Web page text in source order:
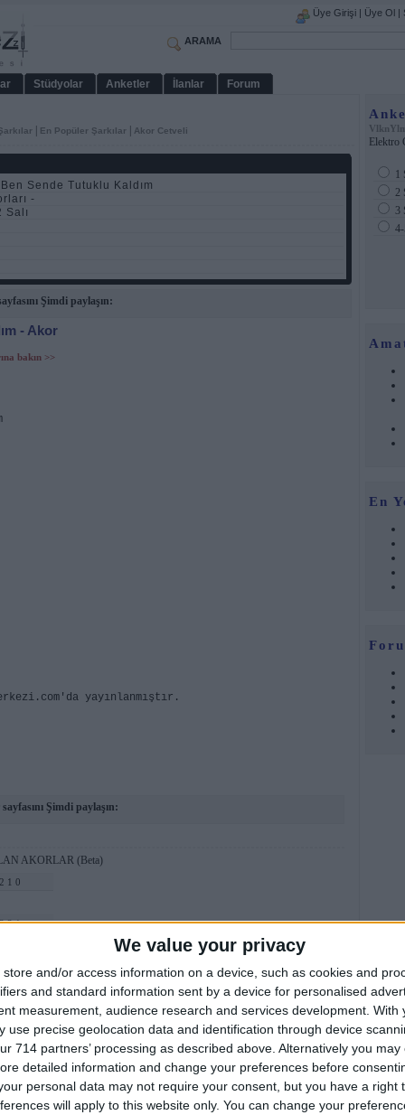
We value your privacy
store and/or access information on a device, such as cookies and
and standard information sent by a device for personalised
measurement, audience research and services development. With
use precise geolocation data and identification through device
714 partners’ processing as described above. Alternatively you
detailed information and change your preferences before
personal data may not require your consent, but you have a right
will apply to this website only. You can change your
Üye Girişi | Üye Ol |
ARAMA
Stüdyolar Anketler İlanlar Forum
En Popüler Şarkılar Akor Cetveli
Sende Tutuklu Kaldım
-
Salı
Şimdi paylaşın:
- Akor
bakın >>
yayınlanmıştır.
Şimdi paylaşın:
AKORLAR (Beta)
1 0
3 1
için Komoçotoko'dan Gelenler
Dostu| Bu Sayfaya Demo Ekle
,ben sende tutuklu kaldım akor sözleri,bn sende tutuklu kaldım,sezen aksu
sende tutuklu kalfim akor seze aksu ben sende tutuklu kaldım
ben sende tutuklu
Elektro
1
2
3
En